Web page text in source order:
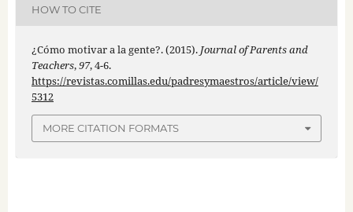
HOW TO CITE
¿Cómo motivar a la gente?. (2015). Journal of Parents and
Teachers,97, 4-6.
https://revistas.comillas.edu/padresymaestros/article/view/
5312
MORE CITATION FORMATS